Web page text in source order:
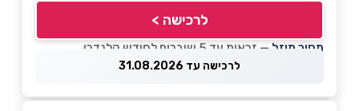
לרכישה >
מחיר מוזל — זכאות עד 5 שוברים לחודש קלנדרי
לרכישה עד 31.08.2026